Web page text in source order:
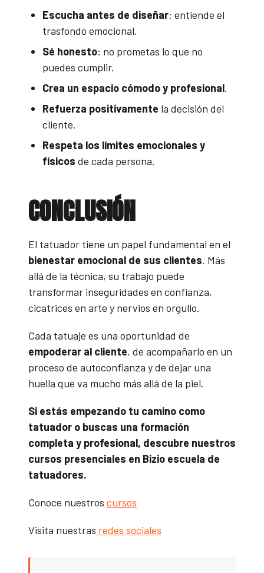
Escucha antes de diseñar: entiende el
trasfondo emocional.
Sé honesto: no prometas lo que no
puedes cumplir.
Crea un espacio cómodo y profesional.
Refuerza positivamente la decisión del
cliente.
Respeta los límites emocionales y
físicos de cada persona.
CONCLUSIÓN
El tatuador tiene un papel fundamental en el
bienestar emocional de sus clientes. Más
allá de la técnica, su trabajo puede
transformar inseguridades en confianza,
cicatrices en arte y nervios en orgullo.
Cada tatuaje es una oportunidad de
empoderar al cliente, de acompañarlo en un
proceso de autoconfianza y de dejar una
huella que va mucho más allá de la piel.
Si estás empezando tu camino como
tatuador o buscas una formación
completa y profesional, descubre nuestros
cursos presenciales en Bizio escuela de
tatuadores.
Conoce nuestros cursos
Visita nuestras redes sociales